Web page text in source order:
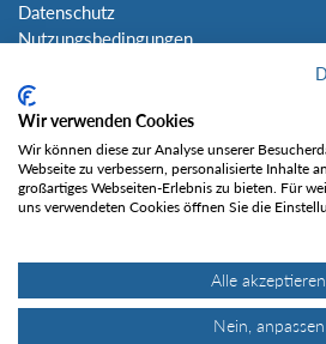
Datenschutz
Nutzungsbedingungen
Social Media
Gefällt mir
Wir verwenden Cookies
Wir können diese zur Analyse unserer
Webseite zu verbessern, personalisierte Inhalte
großartiges Webseiten-Erlebnis zu bieten. Für
uns verwendeten Cookies öffnen Sie die
Alle akzeptieren
Nein, anpassen